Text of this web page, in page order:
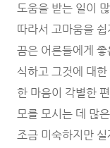
도움을 받는 일이
따라서 고마움을
끔은 어른들에게
식하고 그것에 대
한 마음이 각별한
모를 모시는 데 많
조금 미숙하지만